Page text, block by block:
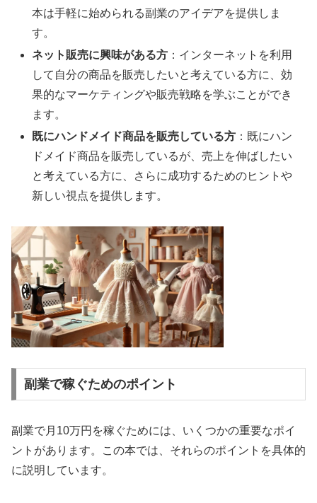
本は手軽に始められる副業のアイデアを提供しま
す。
ネット販売に興味がある方 ：インターネットを利用
して自分の商品を販売したいと考えている方に、効
果的なマーケティングや販売戦略を学ぶことができ
ます。
既にハンドメイド商品を販売している方 ：既にハン
ドメイド商品を販売しているが、売上を伸ばしたい
と考えている方に、さらに成功するためのヒントや
新しい視点を提供します。
副業で稼ぐためのポイント
副業で月10万円を稼ぐためには、いくつかの重要なポイ
ントがあります。この本では、それらのポイントを具体的
に説明しています。